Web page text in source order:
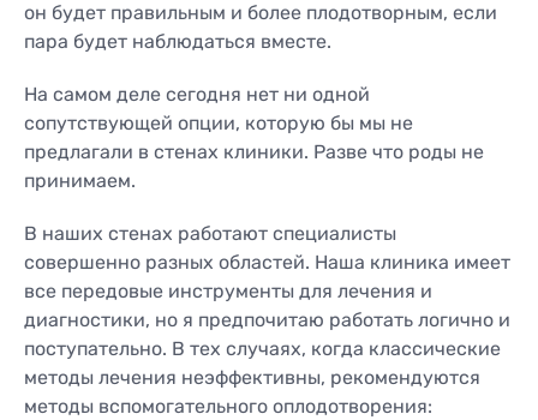
он будет правильным и более плодотворным, если
пара будет наблюдаться вместе.
На самом деле сегодня нет ни одной
сопутствующей опции, которую бы мы не
предлагали в стенах клиники. Разве что роды не
принимаем.
В наших стенах работают специалисты
совершенно разных областей. Наша клиника имеет
все передовые инструменты для лечения и
диагностики, но я предпочитаю работать логично и
поступательно. В тех случаях, когда классические
методы лечения неэффективны, рекомендуются
методы вспомогательного оплодотворения: